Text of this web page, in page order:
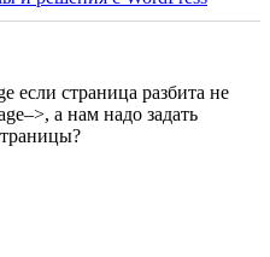
если страница разбита не
а нам надо задать